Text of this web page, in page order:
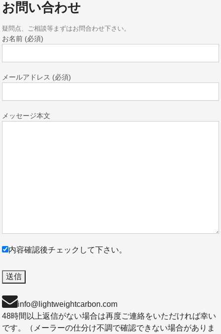
お問い合わせ
疑問点、ご相談等まずはお問合わせ下さい。
お名前 (必須)
メールアドレス (必須)
メッセージ本文
内容確認後チェックして下さい。
info@lightweightcarbon.com
48時間以上返信がない場合は再度ご連絡をいただければ幸い
です。（メーラーの仕分け不調で確認できない場合がありま